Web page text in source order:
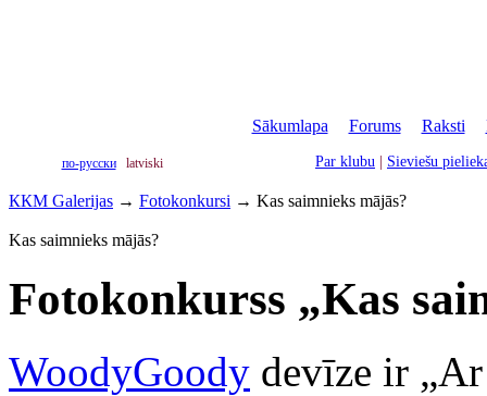
Sākumlapa Forums| Raksti
по-русски latviski Par klubu Sieviešu
ККМ Galerijas → Fotokonkursi → Kas saimnieks mājās?
Kas saimnieks mājās?
Fotokonkurss „Kas
WoodyGoody devīze ir